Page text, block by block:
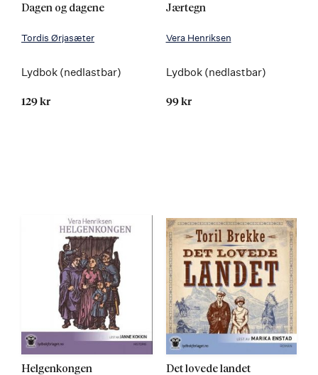
Dagen og dagene
Tordis Ørjasæter
Lydbok (nedlastbar)
129 kr
Jærtegn
Vera Henriksen
Lydbok (nedlastbar)
99 kr
Helgenkongen Det lovede landet